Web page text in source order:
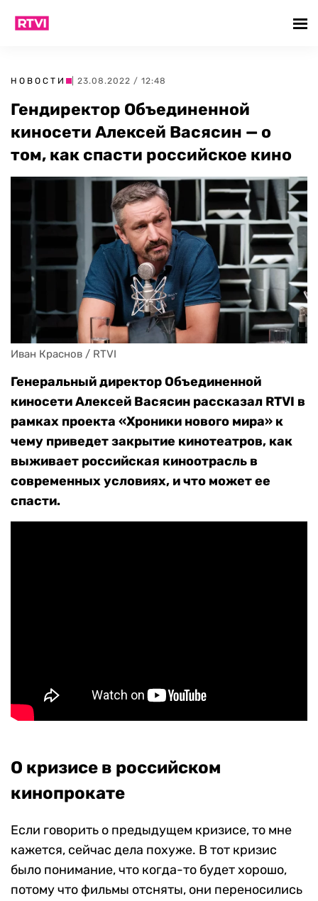
НОВОСТИ | 23.08.2022 / 12:48
Гендиректор Объединенной
киносети Алексей Васясин — о
том, как спасти российское кино
Иван Краснов / RTVI
Генеральный директор Объединенной
киносети Алексей Васясин рассказал RTVI в
рамках проекта «Хроники нового мира» к
чему приведет закрытие кинотеатров, как
выживает российская киноотрасль в
современных условиях, и что может ее
спасти.
О кризисе в российском
кинопрокате
Если говорить о предыдущем кризисе, то мне
кажется, сейчас дела похуже. В тот кризис
было понимание, что когда-то будет хорошо,
потому что фильмы отсняты, они переносились